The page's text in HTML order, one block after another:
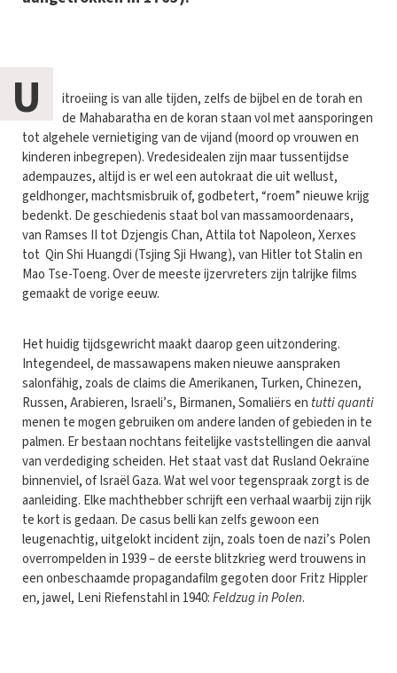
U
itroeiing is van alle tijden, zelfs de bijbel en de torah en
de Mahabaratha en de koran staan vol met aansporingen
tot algehele vernietiging van de vijand (moord op vrouwen en
kinderen inbegrepen). Vredesidealen zijn maar tussentijdse
adempauzes, altijd is er wel een autokraat die uit wellust,
geldhonger, machtsmisbruik of, godbetert, “roem” nieuwe krijg
bedenkt. De geschiedenis staat bol van massamoordenaars,
van Ramses II tot Dzjengis Chan, Attila tot Napoleon, Xerxes
tot Qin Shi Huangdi (Tsjing Sji Hwang), van Hitler tot Stalin en
Mao Tse-Toeng. Over de meeste ijzervreters zijn talrijke films
gemaakt de vorige eeuw.
Het huidig tijdsgewricht maakt daarop geen uitzondering.
Integendeel, de massawapens maken nieuwe aanspraken
salonfähig, zoals de claims die Amerikanen, Turken, Chinezen,
Russen, Arabieren, Israeli’s, Birmanen, Somaliërs en tutti quanti
menen te mogen gebruiken om andere landen of gebieden in te
palmen. Er bestaan nochtans feitelijke vaststellingen die aanval
van verdediging scheiden. Het staat vast dat Rusland Oekraïne
binnenviel, of Israël Gaza. Wat wel voor tegenspraak zorgt is de
aanleiding. Elke machthebber schrijft een verhaal waarbij zijn rijk
te kort is gedaan. De casus belli kan zelfs gewoon een
leugenachtig, uitgelokt incident zijn, zoals toen de nazi’s Polen
overrompelden in 1939 – de eerste blitzkrieg werd trouwens in
een onbeschaamde propagandafilm gegoten door Fritz Hippler
en, jawel, Leni Riefenstahl in 1940:Feldzug in Polen.